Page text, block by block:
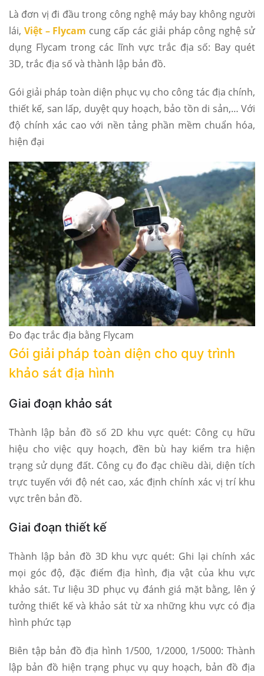
Là đơn vị đi đầu trong công nghệ máy bay không người
lái, Việt – Flycam cung cấp các giải pháp công nghệ sử
dụng Flycam trong các lĩnh vực trắc địa số: Bay quét
3D, trắc địa số và thành lập bản đồ.
Gói giải pháp toàn diện phục vụ cho công tác địa chính,
thiết kế, san lấp, duyệt quy hoạch, bảo tồn di sản,… Với
độ chính xác cao với nền tảng phần mềm chuẩn hóa,
hiện đại
Đo đạc trắc địa bằng Flycam
Gói giải pháp toàn diện cho quy trình
khảo sát địa hình
Giai đoạn khảo sát
Thành lập bản đồ số 2D khu vực quét: Công cụ hữu
hiệu cho việc quy hoạch, đền bù hay kiểm tra hiện
trạng sử dụng đất. Công cụ đo đạc chiều dài, diện tích
trực tuyến với độ nét cao, xác định chính xác vị trí khu
vực trên bản đồ.
Giai đoạn thiết kế
Thành lập bản đồ 3D khu vực quét: Ghi lại chính xác
mọi góc độ, đặc điểm địa hình, địa vật của khu vực
khảo sát. Tư liệu 3D phục vụ đánh giá mặt bằng, lên ý
tưởng thiết kế và khảo sát từ xa những khu vực có địa
hình phức tạp
Biên tập bản đồ địa hình 1/500, 1/2000, 1/5000: Thành
lập bản đồ hiện trạng phục vụ quy hoạch, bản đồ địa